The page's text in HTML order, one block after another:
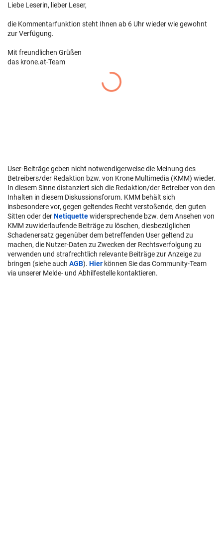
Liebe Leserin, lieber Leser,
die Kommentarfunktion steht Ihnen ab 6 Uhr wieder wie gewohnt
zur Verfügung.
Mit freundlichen Grüßen
das krone.at-Team
User-Beiträge geben nicht notwendigerweise die Meinung des
Betreibers/der Redaktion bzw. von Krone Multimedia (KMM) wieder.
In diesem Sinne distanziert sich die Redaktion/der Betreiber von den
Inhalten in diesem Diskussionsforum. KMM behält sich
insbesondere vor, gegen geltendes Recht verstoßende, den guten
Sitten oder derNetiquettewidersprechende bzw. dem Ansehen von
KMM zuwiderlaufende Beiträge zu löschen, diesbezüglichen
Schadenersatz gegenüber dem betreffenden User geltend zu
machen, die Nutzer-Daten zu Zwecken der Rechtsverfolgung zu
verwenden und strafrechtlich relevante Beiträge zur Anzeige zu
bringen (siehe auch AGB). Hier können Sie das Community-Team
via unserer Melde- und Abhilfestelle kontaktieren.